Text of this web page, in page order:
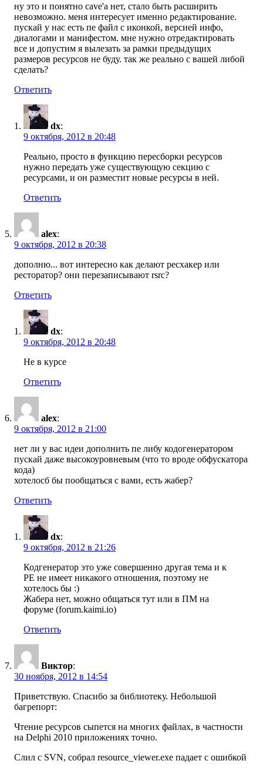
ну это и понятно cave'a нет, стало быть расширить
невозможно. меня интересует именно редактирование.
пускай у нас есть пе файл с иконкой, версией инфо,
диалогами и манифестом. мне нужно отредактировать
все и допустим я вылезать за рамки предыдущих
размеров ресурсов не буду. так же реально с вашей либой
сделать?
Ответить
dx:
9 октября, 2012 в 20:48
Реально, просто в функцию пересборки ресурсов
нужно передать уже существующую секцию с
ресурсами, и он разместит новые ресурсы в ней.
Ответить
alex:
9 октября, 2012 в 20:38
дополню... вот интересно как делают ресхакер или
ресторатор? они перезаписывают rsrc?
Ответить
dx:
9 октября, 2012 в 20:48
Не в курсе
Ответить
alex:
9 октября, 2012 в 21:00
нет ли у вас идеи дополнить пе либу кодогенератором
пускай даже высокоуровневым (что то вроде обфускатора
кода)
хотелосб бы пообщаться с вами, есть жабер?
Ответить
dx:
9 октября, 2012 в 21:26
Кодгенератор это уже совершенно другая тема и к
PE не имеет никакого отношения, поэтому не
хотелось бы :)
Жабера нет, можно общаться тут или в ПМ на
форуме (forum.kaimi.io)
Ответить
Виктор:
30 ноября, 2012 в 14:54
Приветствую. Спасибо за библиотеку. Небольшой
багрепорт:
Чтение ресурсов сыпется на многих файлах, в частности
на Delphi 2010 приложениях точно.
Слил с SVN, собрал resource_viewer.exe падает с ошибкой